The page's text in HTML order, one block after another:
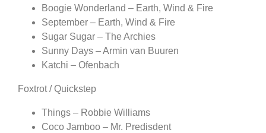
Boogie Wonderland – Earth, Wind & Fire
September – Earth, Wind & Fire
Sugar Sugar – The Archies
Sunny Days – Armin van Buuren
Katchi – Ofenbach
Foxtrot / Quickstep
Things – Robbie Williams
Coco Jamboo – Mr. Predisdent